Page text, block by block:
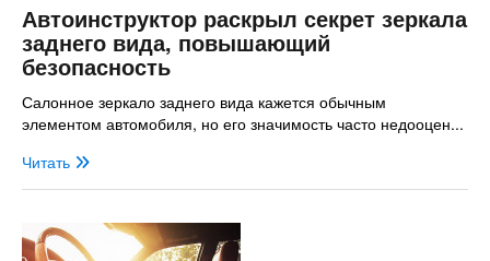
Автоинструктор раскрыл секрет зеркала
заднего вида, повышающий
безопасность
Салонное зеркало заднего вида кажется обычным
элементом автомобиля, но его значимость часто недооцен...
Читать